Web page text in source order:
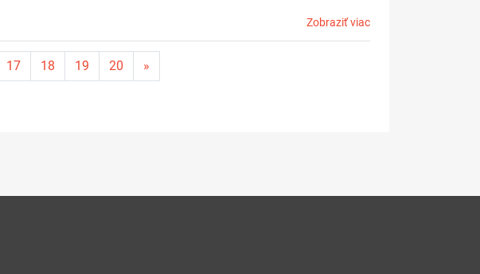
Zobraziť viac
17 18 19 20 »